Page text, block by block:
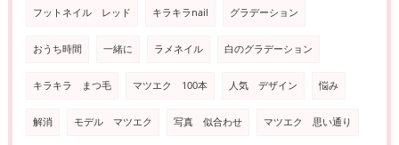
フットネイル レッド キラキラnail グラデーション
おうち時間 一緒に ラメネイル 白のグラデーション
キラキラ まつ毛 マツエク 100本 人気 デザイン 悩み
解消 モデル マツエク 写真 似合わせ マツエク 思い通り